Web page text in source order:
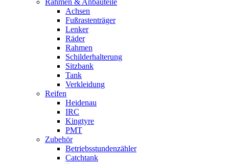
Rahmen & Anbauteile
Achsen
Fußrastenträger
Lenker
Räder
Rahmen
Schilderhalterung
Sitzbank
Tank
Verkleidung
Reifen
Heidenau
IRC
Kingtyre
PMT
Zubehör
Betriebsstundenzähler
Catchtank